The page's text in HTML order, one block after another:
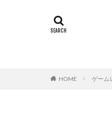
HOME ゲーム